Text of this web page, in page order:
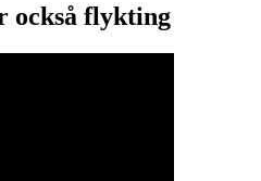
också flykting